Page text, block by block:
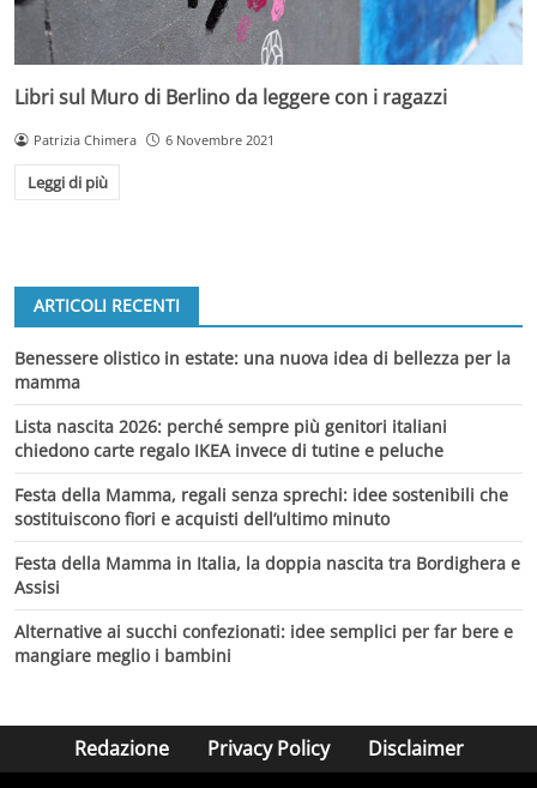
Libri sul Muro di Berlino da leggere con i ragazzi
Patrizia Chimera 6 Novembre 2021
Leggi di più
ARTICOLI RECENTI
Benessere olistico in estate: una nuova idea di bellezza per la
mamma
Lista nascita 2026: perché sempre più genitori italiani
chiedono carte regalo IKEA invece di tutine e peluche
Festa della Mamma, regali senza sprechi: idee sostenibili che
sostituiscono fiori e acquisti dell’ultimo minuto
Festa della Mamma in Italia, la doppia nascita tra Bordighera e
Assisi
Alternative ai succhi confezionati: idee semplici per far bere e
mangiare meglio i bambini
Redazione Privacy Policy Disclaimer